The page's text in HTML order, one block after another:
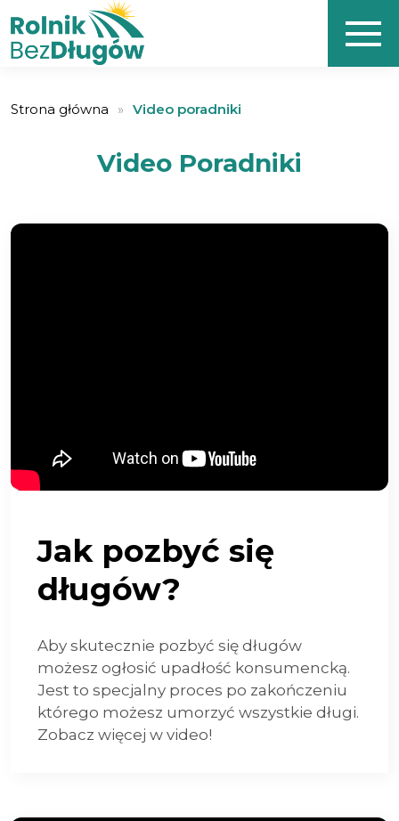
Strona główna » Video poradniki
Video Poradniki
Jak pozbyć się
długów?
Aby skutecznie pozbyć się długów
możesz ogłosić upadłość konsumencką.
Jest to specjalny proces po zakończeniu
którego możesz umorzyć wszystkie długi.
Zobacz więcej w video!